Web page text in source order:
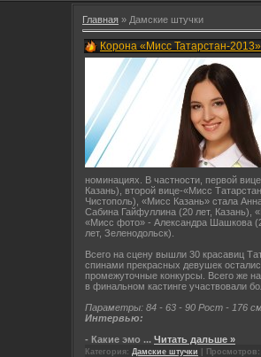
Главная » Дамские штучки
Корона «Мисс Татарстан-
номинациях. В частности, первой
Казань), второй вице-«Мисс
Чистополь), «Мисс Казань» стала
Сабина Гайфуллина (20 лет, Казань),
«Мисс фото» - Александра Шашкова
лет, Зеленодольск).
Всего на сцену вышли 30 красавиц
спинами прекрасных девушек
промежуточные конкурсы. Всего же
в финальном кастинге участвовали
Параметры: 84 - 63 - 90 Рост - 176
Интервью:
- Какие эмо ... Читать дальше »
Категория: Дамские штучки |